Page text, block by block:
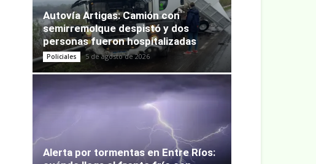
Autovía Artigas: Camión con
semirremolque despistó y dos
personas fueron hospitalizadas
Policiales 5 de agosto de 2026
Alerta por tormentas en Entre Ríos: